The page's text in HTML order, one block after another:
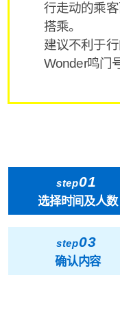
行走动的乘
搭乘。
建议不利于
Wonder鸣门
step01
选择时间及人数
step03
确认内容